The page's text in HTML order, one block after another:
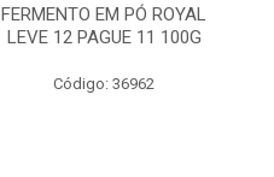
FERMENTO EM PÓ ROYAL
LEVE 12 PAGUE 11 100G
Código: 36962